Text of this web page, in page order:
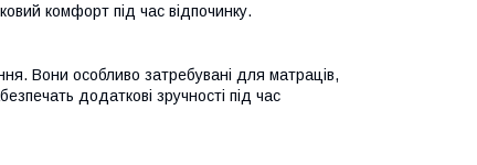
комфорт під час відпочинку.
Вони особливо затребувані для матраців,
додаткові зручності під час